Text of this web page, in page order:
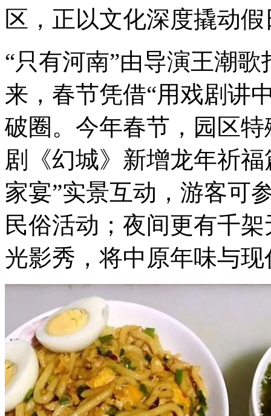
区，正以文化深度撬动
“只有河南”由导演王潮歌
来，春节凭借“用戏剧讲
破圈。今年春节，园区
剧《幻城》新增龙年祈
家宴”实景互动，游客可
民俗活动；夜间更有千
光影秀，将中原年味与